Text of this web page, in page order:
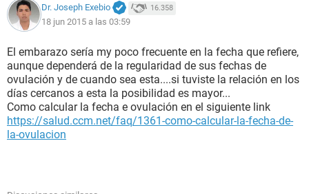
Dr. Joseph Exebio 16.358
18 jun 2015 a las 03:59
El embarazo sería my poco frecuente en la fecha que refiere,
aunque dependerá de la regularidad de sus fechas de
ovulación y de cuando sea esta....si tuviste la relación en los
días cercanos a esta la posibilidad es mayor...
Como calcular la fecha e ovulación en el siguiente link
https://salud.ccm.net/faq/1361-como-calcular-la-fecha-de-
la-ovulacion